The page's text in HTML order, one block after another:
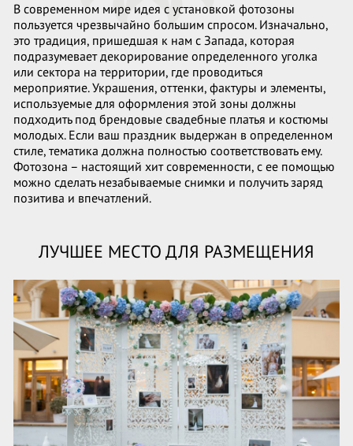
В современном мире идея с установкой фотозоны
пользуется чрезвычайно большим спросом. Изначально,
это традиция, пришедшая к нам с Запада, которая
подразумевает декорирование определенного уголка
или сектора на территории, где проводиться
мероприятие. Украшения, оттенки, фактуры и элементы,
используемые для оформления этой зоны должны
подходить под брендовые свадебные платья и костюмы
молодых. Если ваш праздник выдержан в определенном
стиле, тематика должна полностью соответствовать ему.
Фотозона – настоящий хит современности, с ее помощью
можно сделать незабываемые снимки и получить заряд
позитива и впечатлений.
ЛУЧШЕЕ МЕСТО ДЛЯ РАЗМЕЩЕНИЯ